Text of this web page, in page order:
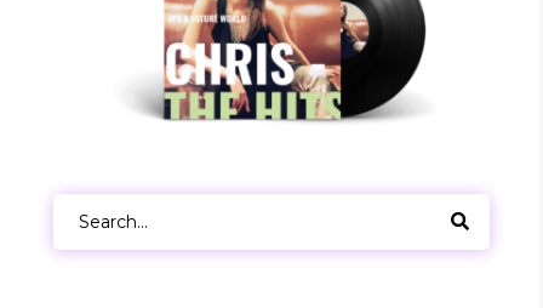
for: